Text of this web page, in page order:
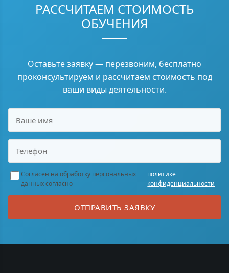
РАССЧИТАЕМ СТОИМОСТЬ
ОБУЧЕНИЯ
Оставьте заявку — перезвоним, бесплатно
проконсультируем и рассчитаем стоимость под
ваши виды деятельности.
Согласен на обработку персональных
данных согласно
политике
конфиденциальности
ОТПРАВИТЬ ЗАЯВКУ